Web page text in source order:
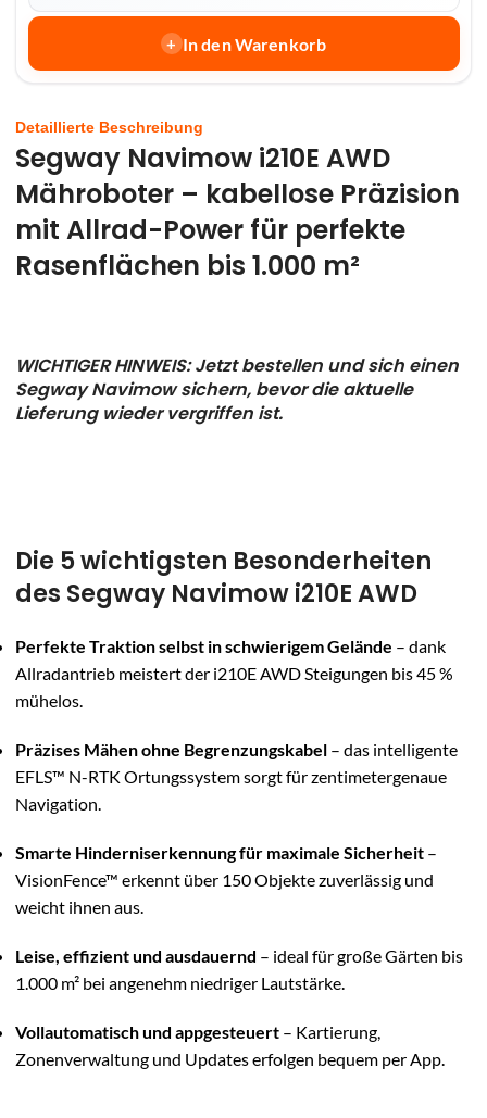
+ In den Warenkorb
Detaillierte Beschreibung
Segway Navimow i210E AWD
Mähroboter – kabellose Präzision
mit Allrad-Power für perfekte
Rasenflächen bis 1.000 m²
WICHTIGER HINWEIS:Jetzt bestellen und sich einen
Segway Navimow sichern, bevor die aktuelle
Lieferung wieder vergriffen ist.
Die 5 wichtigsten Besonderheiten
des Segway Navimow i210E AWD
Perfekte Traktion selbst in schwierigem Gelände – dank
Allradantrieb meistert der i210E AWD Steigungen bis 45 %
mühelos.
Präzises Mähen ohne Begrenzungskabel – das intelligente
EFLS™ N-RTK Ortungssystem sorgt für zentimetergenaue
Navigation.
Smarte Hinderniserkennung für maximale Sicherheit –
VisionFence™ erkennt über 150 Objekte zuverlässig und
weicht ihnen aus.
Leise, effizient und ausdauernd – ideal für große Gärten bis
1.000 m² bei angenehm niedriger Lautstärke.
Vollautomatisch und appgesteuert – Kartierung,
Zonenverwaltung und Updates erfolgen bequem per App.